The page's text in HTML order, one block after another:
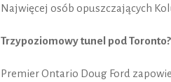
Najwięcej osób opuszczających
Trzypoziomowy tunel pod Toronto?
Premier Ontario Doug Ford